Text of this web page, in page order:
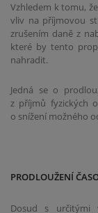
Vzhledem k tomu,
vliv na příjmovou
zrušením daně z
které by tento
nahradit.
Jedná se o
z příjmů fyzických
o snížení možného
PRODLOUŽENÍ
Dosud s určitými